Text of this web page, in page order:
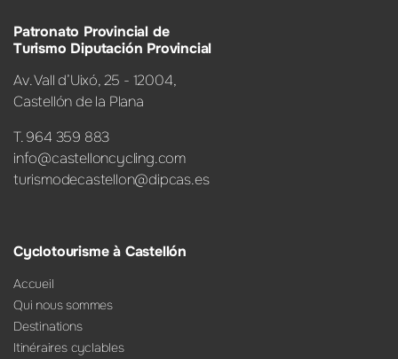
Patronato Provincial de
Turismo Diputación Provincial
Av. Vall d’Uixó, 25 - 12004,
Castellón de la Plana
T. 964 359 883
info@castelloncycling.com
turismodecastellon@dipcas.es
Cyclotourisme à Castellón
Accueil
Qui nous sommes
Destinations
Itinéraires cyclables